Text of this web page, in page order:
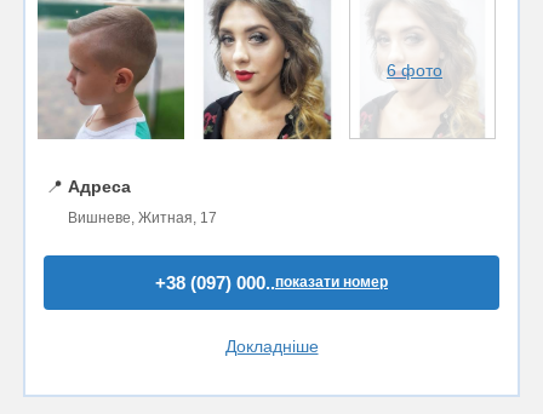
6 фото
📍 Адреса
Вишневе, Житная, 17
+38 (097) 000..показати номер
Докладніше